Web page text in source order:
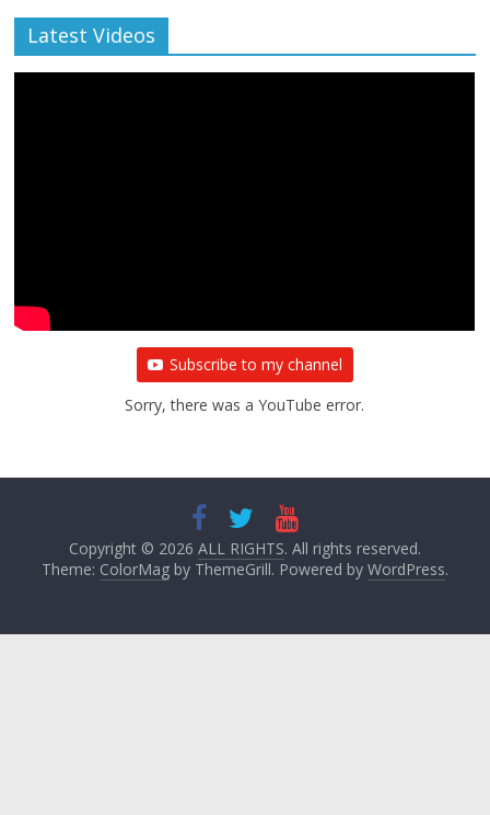
Latest Videos
Subscribe to my channel
Sorry, there was a YouTube error.
Copyright © 2026 ALL RIGHTS. All rights reserved.
Theme: ColorMagby ThemeGrill. Powered by WordPress.